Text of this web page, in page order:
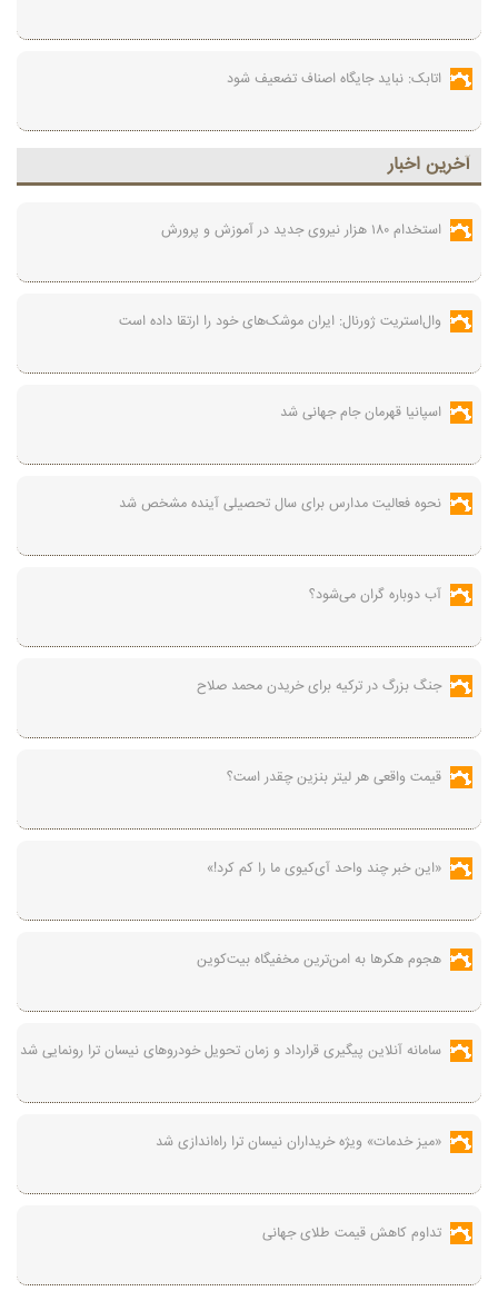
اتابک: نباید جایگاه اصناف تضعیف شود
آخرين اخبار
استخدام ۱۸۰ هزار نیروی جدید در آموزش‌ و پرورش
وال‌استریت ژورنال: ایران موشک‌های خود را ارتقا داده است
اسپانیا قهرمان جام جهانی شد
نحوه فعالیت مدارس برای سال تحصیلی آینده مشخص شد
آب دوباره گران می‌شود؟
جنگ بزرگ در ترکیه برای خریدن محمد صلاح
قیمت واقعی هر لیتر بنزین چقدر است؟
«این خبر چند واحد آی‌کیوی ما را کم کرد!»
هجوم هکرها به امن‌ترین مخفیگاه بیت‌کوین
سامانه آنلاین پیگیری قرارداد‌ و زمان تحویل خودرو‌های نیسان ترا رونمایی شد
«میز خدمات» ویژه خریداران نیسان ترا راه‌اندازی شد
تداوم کاهش قیمت طلای جهانی